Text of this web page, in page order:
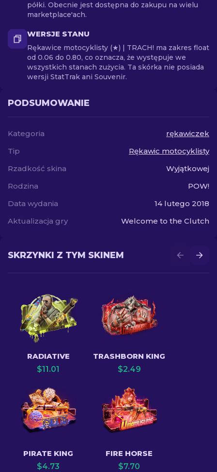
półki. Obecnie jest dostępna do zakupu na wielu
marketplace'ach.
WERSJE STANU
Rękawice motocyklisty (★) | TRACH! ma zakres float
od 0.06 do 0.80, co oznacza, że występuje we
wszystkich stanach zużycia. Ta skórka nie posiada
wersji StatTrak ani Souvenir.
PODSUMOWANIE
Kategoria
rękawiczek
Tip
Rękawic motocyklisty
Rzadkość skina
Wyjątkowej
Rodzina
POW!
Data wydania
14 lutego 2018
Aktualizacja gry
Welcome to the Clutch
SKRZYNKI Z TYM SKINEM
RADIATIVE
$11.01
TRASHBORN KING
$2.49
PIRATE KING
$4.73
FIRE HORSE
$7.70